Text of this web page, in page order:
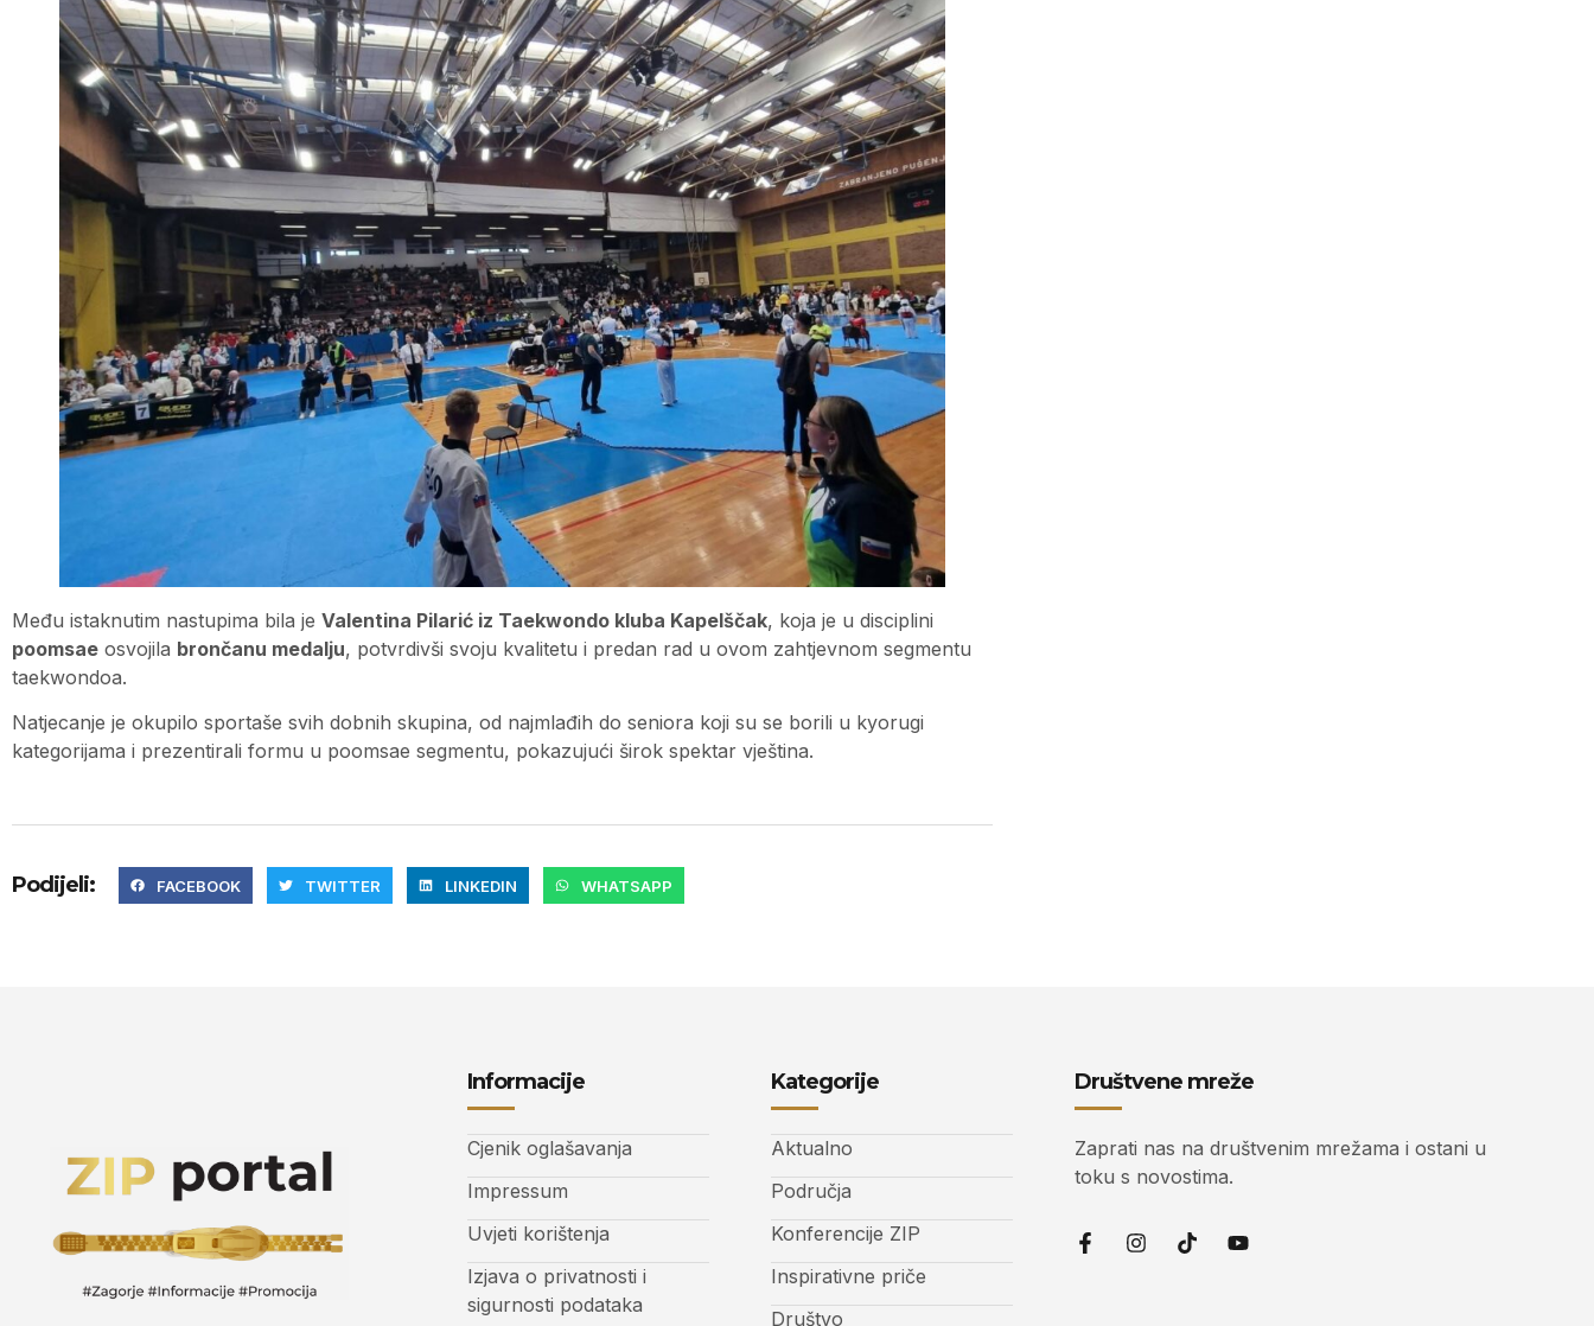
Među istaknutim nastupima bila je Valentina Pilarić iz Taekwondo kluba Kapelščak, koja je u disciplini
poomsae osvojila brončanu medalju, potvrdivši svoju kvalitetu i predan rad u ovom zahtjevnom segmentu
taekwondoa.
Natjecanje je okupilo sportaše svih dobnih skupina, od najmlađih do seniora koji su se borili u kyorugi
kategorijama i prezentirali formu u poomsae segmentu, pokazujući širok spektar vještina.
Podijeli: FACEBOOK TWITTER LINKEDIN WHATSAPP
Informacije
Cjenik oglašavanja
Impressum
Uvjeti korištenja
Izjava o privatnosti i
sigurnosti podataka
Kategorije
Aktualno
Područja
Konferencije ZIP
Inspirativne priče
Društvo
Društvene mreže
Zaprati nas na društvenim mrežama i ostani u
toku s novostima.